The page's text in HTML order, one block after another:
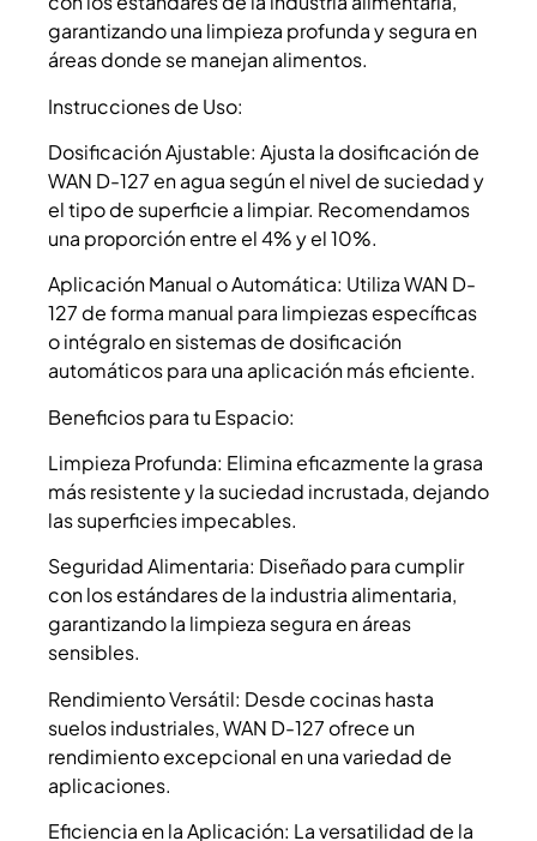
garantizando una limpieza profunda y segura en
áreas donde se manejan alimentos.
Instrucciones de Uso:
Dosificación Ajustable: Ajusta la dosificación de
WAN D-127 en agua según el nivel de suciedad y
el tipo de superficie a limpiar. Recomendamos
una proporción entre el 4% y el 10%.
Aplicación Manual o Automática: Utiliza WAN D-
127 de forma manual para limpiezas específicas
o intégralo en sistemas de dosificación
automáticos para una aplicación más eficiente.
Beneficios para tu Espacio:
Limpieza Profunda: Elimina eficazmente la grasa
más resistente y la suciedad incrustada, dejando
las superficies impecables.
Seguridad Alimentaria: Diseñado para cumplir
con los estándares de la industria alimentaria,
garantizando la limpieza segura en áreas
sensibles.
Rendimiento Versátil: Desde cocinas hasta
suelos industriales, WAN D-127 ofrece un
rendimiento excepcional en una variedad de
aplicaciones.
Eficiencia en la Aplicación: La versatilidad de la